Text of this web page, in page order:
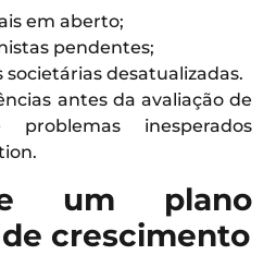
em aberto;
pendentes;
desatualizadas.
antes da avaliação de
inesperados
um plano
crescimento